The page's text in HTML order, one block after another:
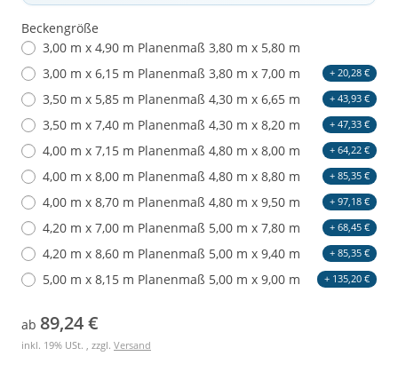
Beckengröße
3,00 m x 4,90 m Planenmaß 3,80 m x 5,80 m
3,00 m x 6,15 m Planenmaß 3,80 m x 7,00 m
+ 20,28 €
3,50 m x 5,85 m Planenmaß 4,30 m x 6,65 m + 43,93 €
3,50 m x 7,40 m Planenmaß 4,30 m x 8,20 m + 47,33 €
4,00 m x 7,15 m Planenmaß 4,80 m x 8,00 m + 64,22 €
4,00 m x 8,00 m Planenmaß 4,80 m x 8,80 m + 85,35 €
4,00 m x 8,70 m Planenmaß 4,80 m x 9,50 m + 97,18 €
4,20 m x 7,00 m Planenmaß 5,00 m x 7,80 m + 68,45 €
4,20 m x 8,60 m Planenmaß 5,00 m x 9,40 m + 85,35 €
5,00 m x 8,15 m Planenmaß 5,00 m x 9,00 m + 135,20 €
ab 89,24 €
inkl. 19% USt. , zzgl. Versand